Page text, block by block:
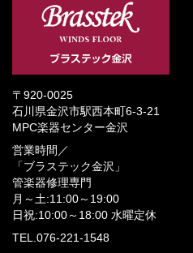
〒920-0025
石川県金沢市駅西本町6-3-21
MPC楽器センター金沢
営業時間／
「ブラステック金沢」
管楽器修理専門
月～土:11:00～19:00
日祝:10:00～18:00 水曜定休
TEL.076-221-1548